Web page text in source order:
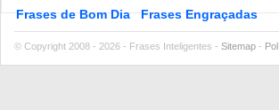
Frases de Bom Dia Frases Engraçadas
© Copyright 2008 - 2026 - Frases Inteligentes - Sitemap -